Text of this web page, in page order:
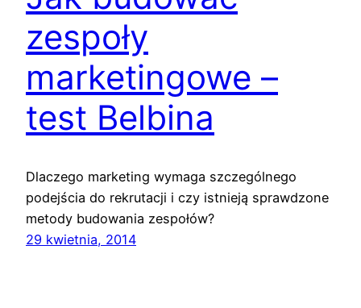
zespoły
marketingowe –
test Belbina
Dlaczego marketing wymaga szczególnego
podejścia do rekrutacji i czy istnieją sprawdzone
metody budowania zespołów?
29 kwietnia, 2014